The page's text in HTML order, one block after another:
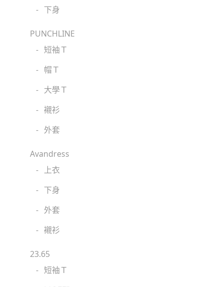
- 下身
PUNCHLINE
- 短袖Ｔ
- 帽Ｔ
- 大學Ｔ
- 襯衫
- 外套
Avandress
-
上衣
- 下身
- 外套
- 襯衫
23.65
- 短袖Ｔ